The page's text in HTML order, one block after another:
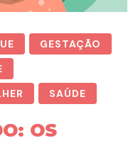
GESTAÇÃO
SAÚDE
OS